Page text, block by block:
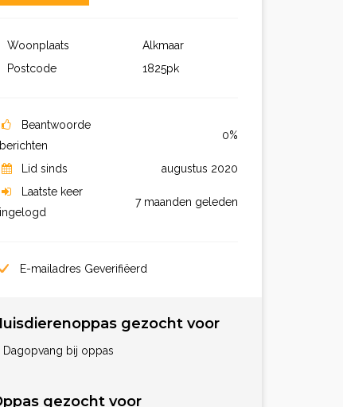
Woonplaats
Alkmaar
Postcode
1825pk
Beantwoorde
berichten
0%
Lid sinds
augustus 2020
Laatste keer
ingelogd
7 maanden geleden
E-mailadres Geverifiëerd
gezocht voor
Dagopvang bij oppas
gezocht voor